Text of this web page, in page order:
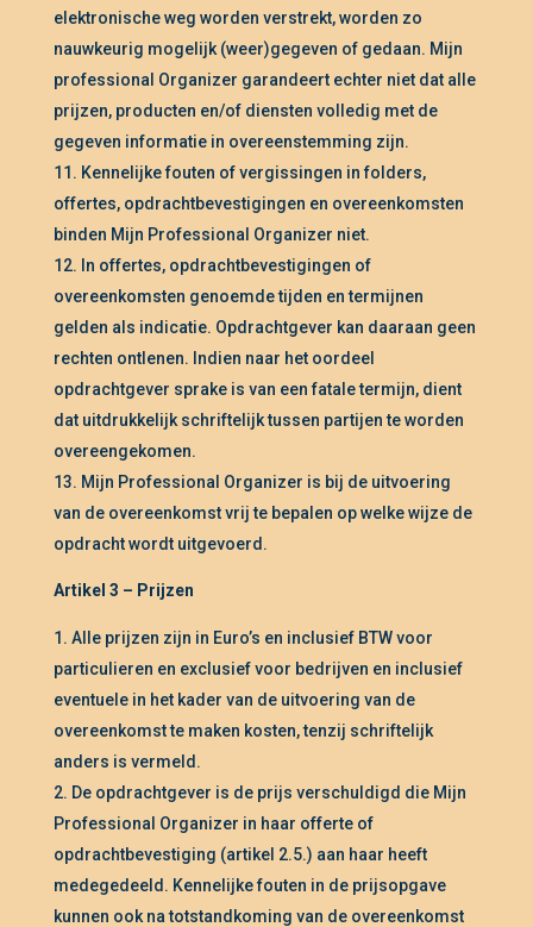
elektronische weg worden verstrekt, worden zo
nauwkeurig mogelijk (weer)gegeven of gedaan. Mijn
professional Organizer garandeert echter niet dat alle
prijzen, producten en/of diensten volledig met de
gegeven informatie in overeenstemming zijn.
Kennelijke fouten of vergissingen in folders,
offertes, opdrachtbevestigingen en overeenkomsten
binden Mijn Professional Organizer niet.
In offertes, opdrachtbevestigingen of
overeenkomsten genoemde tijden en termijnen
gelden als indicatie. Opdrachtgever kan daaraan geen
rechten ontlenen. Indien naar het oordeel
opdrachtgever sprake is van een fatale termijn, dient
dat uitdrukkelijk schriftelijk tussen partijen te worden
overeengekomen.
Mijn Professional Organizer is bij de uitvoering
van de overeenkomst vrij te bepalen op welke wijze de
opdracht wordt uitgevoerd.
Artikel 3 – Prijzen
Alle prijzen zijn in Euro’s en inclusief BTW voor
particulieren en exclusief voor bedrijven en inclusief
eventuele in het kader van de uitvoering van de
overeenkomst te maken kosten, tenzij schriftelijk
anders is vermeld.
De opdrachtgever is de prijs verschuldigd die Mijn
Professional Organizer in haar offerte of
opdrachtbevestiging (artikel 2.5.) aan haar heeft
medegedeeld. Kennelijke fouten in de prijsopgave
kunnen ook na totstandkoming van de overeenkomst